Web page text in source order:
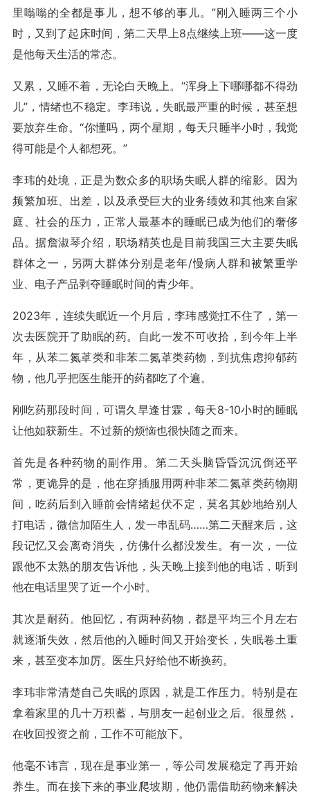
里嗡嗡的全都是事儿，想不够的事儿。”刚入睡两三个小
时，又到了起床时间，第二天早上8点继续上班——这一度
是他每天生活的常态。
又累，又睡不着，无论白天晚上。“浑身上下哪哪都不得劲
儿”，情绪也不稳定。李玮说，失眠最严重的时候，甚至想
要放弃生命。“你懂吗，两个星期，每天只睡半小时，我觉
得可能是个人都想死。”
李玮的处境，正是为数众多的职场失眠人群的缩影。因为
频繁加班、出差，以及承受巨大的业务绩效和其他来自家
庭、社会的压力，正常人最基本的睡眠已成为他们的奢侈
品。据詹淑琴介绍，职场精英也是目前我国三大主要失眠
群体之一，另两大群体分别是老年/慢病人群和被繁重学
业、电子产品剥夺睡眠时间的青少年。
2023年，连续失眠近一个月后，李玮感觉扛不住了，第一
次去医院开了助眠的药。自此一发不可收拾，到今年上半
年，从苯二氮䓬类和非苯二氮䓬类药物，到抗焦虑抑郁药
物，他几乎把医生能开的药都吃了个遍。
刚吃药那段时间，可谓久旱逢甘霖，每天8-10小时的睡眠
让他如获新生。不过新的烦恼也很快随之而来。
首先是各种药物的副作用。第二天头脑昏昏沉沉倒还平
常，更诡异的是，他在穿插服用两种非苯二氮䓬类药物期
间，吃药后到入睡前会情绪起伏不定，莫名其妙地给别人
打电话，微信加陌生人，发一串乱码……第二天醒来后，这
段记忆又会离奇消失，仿佛什么都没发生。有一次，一位
跟他不太熟的朋友告诉他，头天晚上接到他的电话，听到
他在电话里哭了近一个小时。
其次是耐药。他回忆，有两种药物，都是平均三个月左右
就逐渐失效，然后他的入睡时间又开始变长，失眠卷土重
来，甚至变本加厉。医生只好给他不断换药。
李玮非常清楚自己失眠的原因，就是工作压力。特别是在
拿着家里的几十万积蓄，与朋友一起创业之后。很显然，
在收回投资之前，工作不可能放下。
他毫不讳言，现在是事业第一，等公司发展稳定了再开始
养生。而在接下来的事业爬坡期，他仍需借助药物来解决